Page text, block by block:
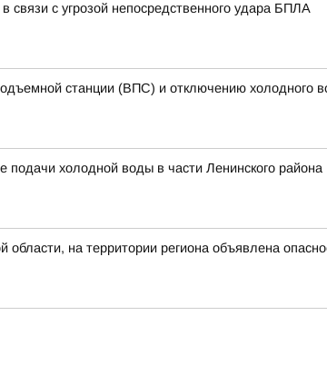
с угрозой непосредственного удара БПЛА
станции (ВПС) и отключению холодного
холодной воды в части Ленинского района
на территории региона объявлена